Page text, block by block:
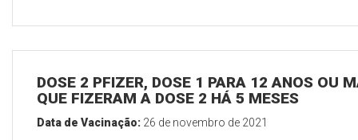
DOSE 2 PFIZER, DOSE 1 PARA 12 ANOS OU
QUE FIZERAM A DOSE 2 HÁ 5 MESES
Data de Vacinação: 26 de novembro de 2021